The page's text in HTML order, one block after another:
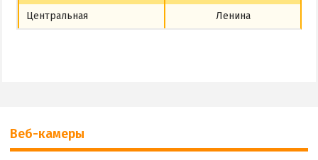
Центральная Ленина
Веб-камеры